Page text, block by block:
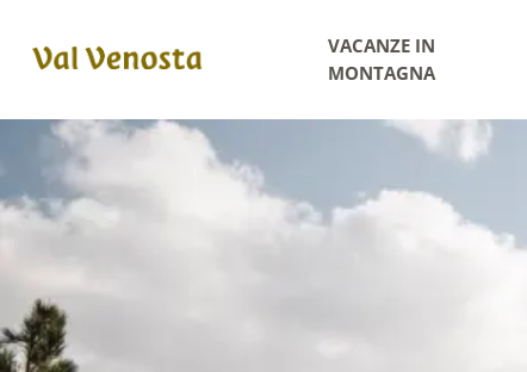
VACANZE IN
MONTAGNA